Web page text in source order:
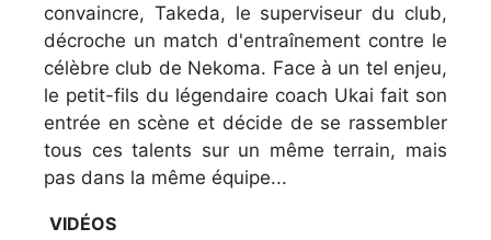
convaincre, Takeda, le superviseur du club,
décroche un match d'entraînement contre le
célèbre club de Nekoma. Face à un tel enjeu,
le petit-fils du légendaire coach Ukai fait son
entrée en scène et décide de se rassembler
tous ces talents sur un même terrain, mais
pas dans la même équipe...
VIDÉOS